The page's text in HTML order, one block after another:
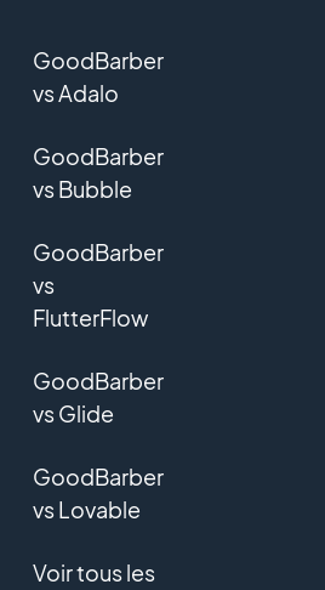
GoodBarber
vs Adalo
GoodBarber
vs Bubble
GoodBarber
vs
FlutterFlow
GoodBarber
vs Glide
GoodBarber
vs Lovable
Voir tous les